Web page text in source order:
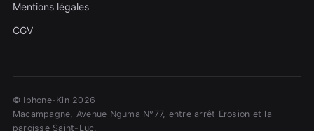
Mentions légales
CGV
© Iphone-Kin 2026
Macampagne, Avenue Nguma N°77, entre arrêt Erosion et la
paroisse Saint-Luc.